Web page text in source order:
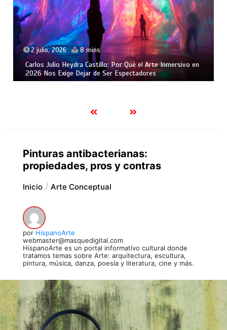
2 julio, 2026 8 mins
Carlos Julio Heydra Castillo: Por Qué el Arte Inmersivo en
2026 Nos Exige Dejar de Ser Espectadores
Pinturas antibacterianas:
propiedades, pros y contras
Inicio Arte Conceptual
por HispanoArte
webmaster@masquedigital.com
HispanoArte es un portal informativo cultural donde
tratamos temas sobre Arte: arquitectura, escultura,
pintura, música, danza, poesía y literatura, cine y más.